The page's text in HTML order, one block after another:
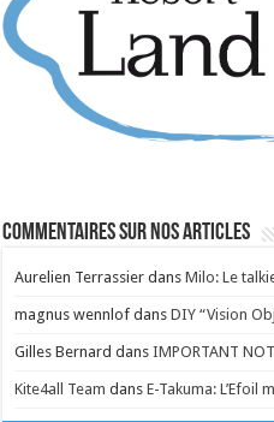
Commentaires sur nos articles
Aurelien Terrassier dansMilo: Le
magnus wennlof dansDIY “Vision
Gilles Bernard dansIMPORTANT
Kite4all Team dansE-Takuma: L’Efoil